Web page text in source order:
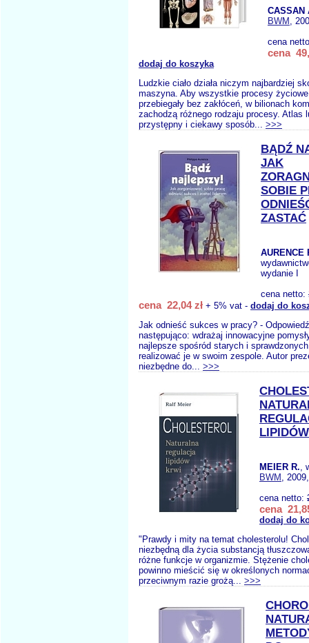
CASSAN
BWM ,
cena
cena
dodaj do koszyka
Ludzkie ciało działa niczym najbardziej
maszyna. Aby wszystkie procesy
przebiegały bez zakłóceń, w bilionach
zachodzą różnego rodzaju procesy. Atlas
przystępny i ciekawy sposób... >>>
BĄDŹ
JAK
SOBIE
ZASTAĆ
AURENCE
wydanie I
cena netto:
cena 22,04 zł + 5% vat - dodaj do
Jak odnieść sukces w pracy? -
następująco: wdrażaj innowacyjne
najlepsze spośród starych i
realizować je w swoim zespole. Autor
niezbędne do... >>>
MEIER R.,
BWM ,
cena netto:
cena
dodaj do
"Prawdy i mity na temat cholesterolu!
niezbędną dla życia substancją
różne funkcje w organizmie. Stężenie
powinno mieścić się w określonych
przeciwnym razie grożą... >>>